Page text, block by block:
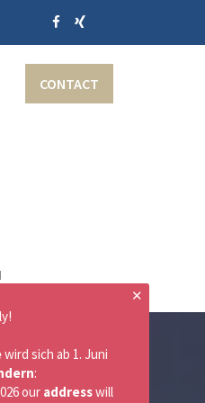
CONTACT
✕
wird sich ab 1. Juni
:
our addresswill